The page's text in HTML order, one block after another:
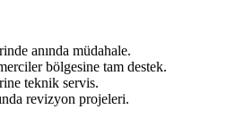
anında müdahale.
bölgesine tam destek.
teknik servis.
revizyon projeleri.